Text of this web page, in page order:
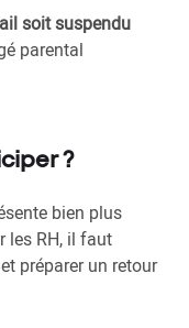
soit suspendu
parental
?
bien plus
les RH, il faut
préparer un retour